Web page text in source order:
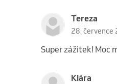
Tereza
28. července
Super zážitek! Moc
Klára